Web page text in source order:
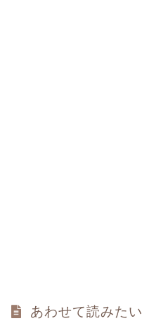
あわせて読みたい